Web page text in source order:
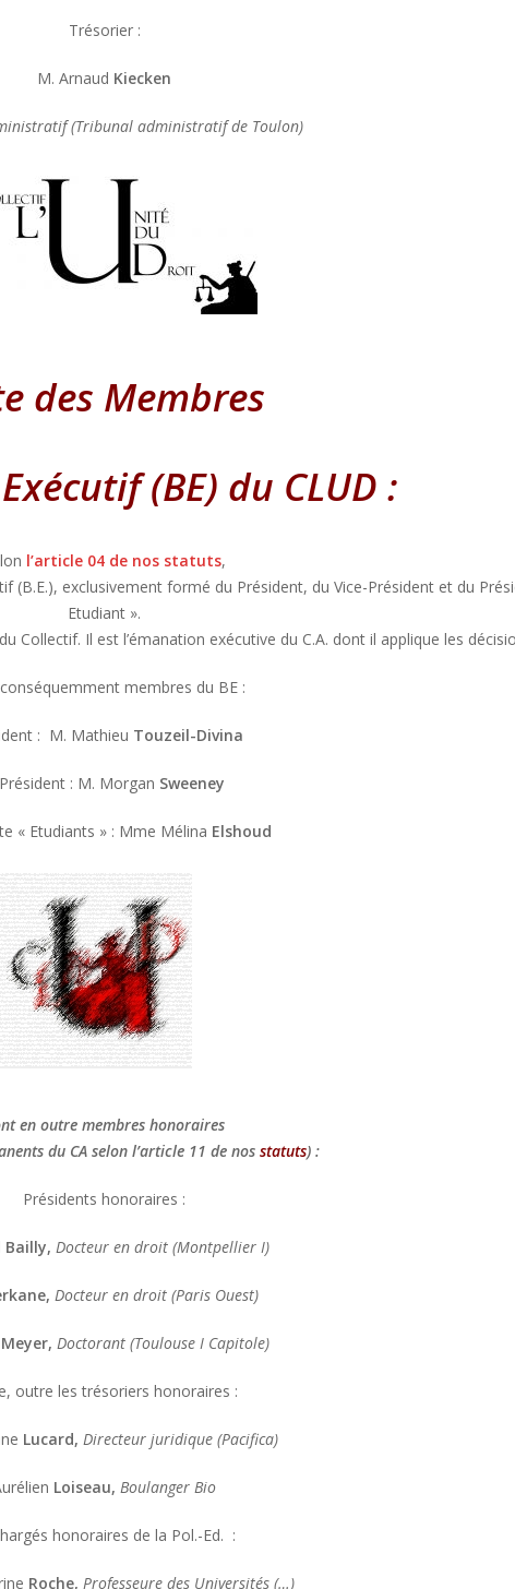
Trésorier :
M. Arnaud Kiecken
(Tribunal administratif de Toulon)
des Membres
(BE) du CLUD :
l’article 04 de nos statuts,
(B.E.), exclusivement formé du Président, du Vice-Président et du
Etudiant ».
Collectif. Il est l’émanation exécutive du C.A. dont il applique les
membres du BE :
: M. Mathieu Touzeil-Divina
: M. Morgan Sweeney
« Etudiants » : Mme Mélina Elshoud
en outre membres honoraires
du CA selon l’article 11 de nos statuts) :
Présidents honoraires :
Bailly, Docteur en droit (Montpellier I)
Docteur en droit (Paris Ouest)
Meyer, Doctorant (Toulouse I Capitole)
outre les trésoriers honoraires :
Lucard, Directeur juridique (Pacifica)
Loiseau, Boulanger Bio
honoraires de la Pol.-Ed. :
Roche, Professeure des Universités (…)